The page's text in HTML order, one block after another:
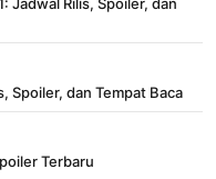
Spoiler, dan Tempat Baca
Terbaru